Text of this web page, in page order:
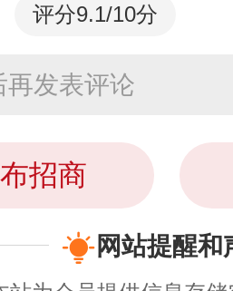
评分9.1/10分
再发表评论
招商
网站提醒和